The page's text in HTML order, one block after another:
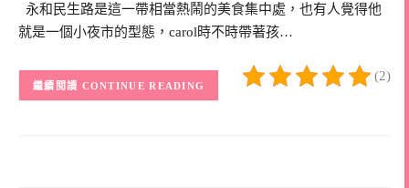
永和民生路是這一帶相當熱鬧的美食集中處，也有人覺得他
就是一個小夜市的型態，carol時不時帶著孩…
(2)
CONTINUE READING